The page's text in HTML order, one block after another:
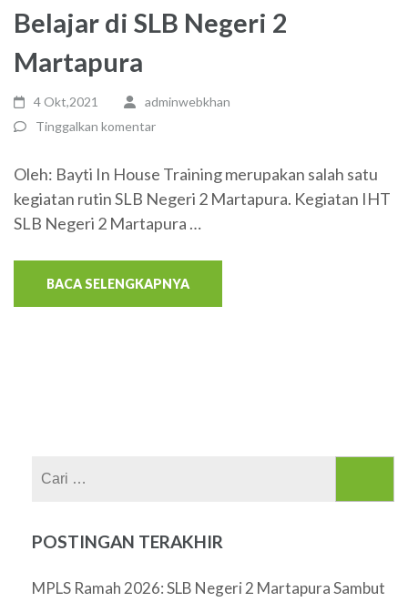
Belajar di SLB Negeri 2
Martapura
4 Okt,2021
adminwebkhan
Tinggalkan komentar
Oleh: Bayti In House Training merupakan salah satu
kegiatan rutin SLB Negeri 2 Martapura. Kegiatan IHT
SLB Negeri 2 Martapura …
BACA SELENGKAPNYA
POSTINGAN TERAKHIR
MPLS Ramah 2026: SLB Negeri 2 Martapura Sambut